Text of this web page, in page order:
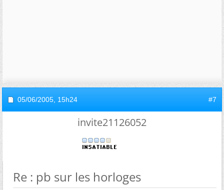
05/06/2005, 15h24 #7
invite21126052
Re : pb sur les horloges